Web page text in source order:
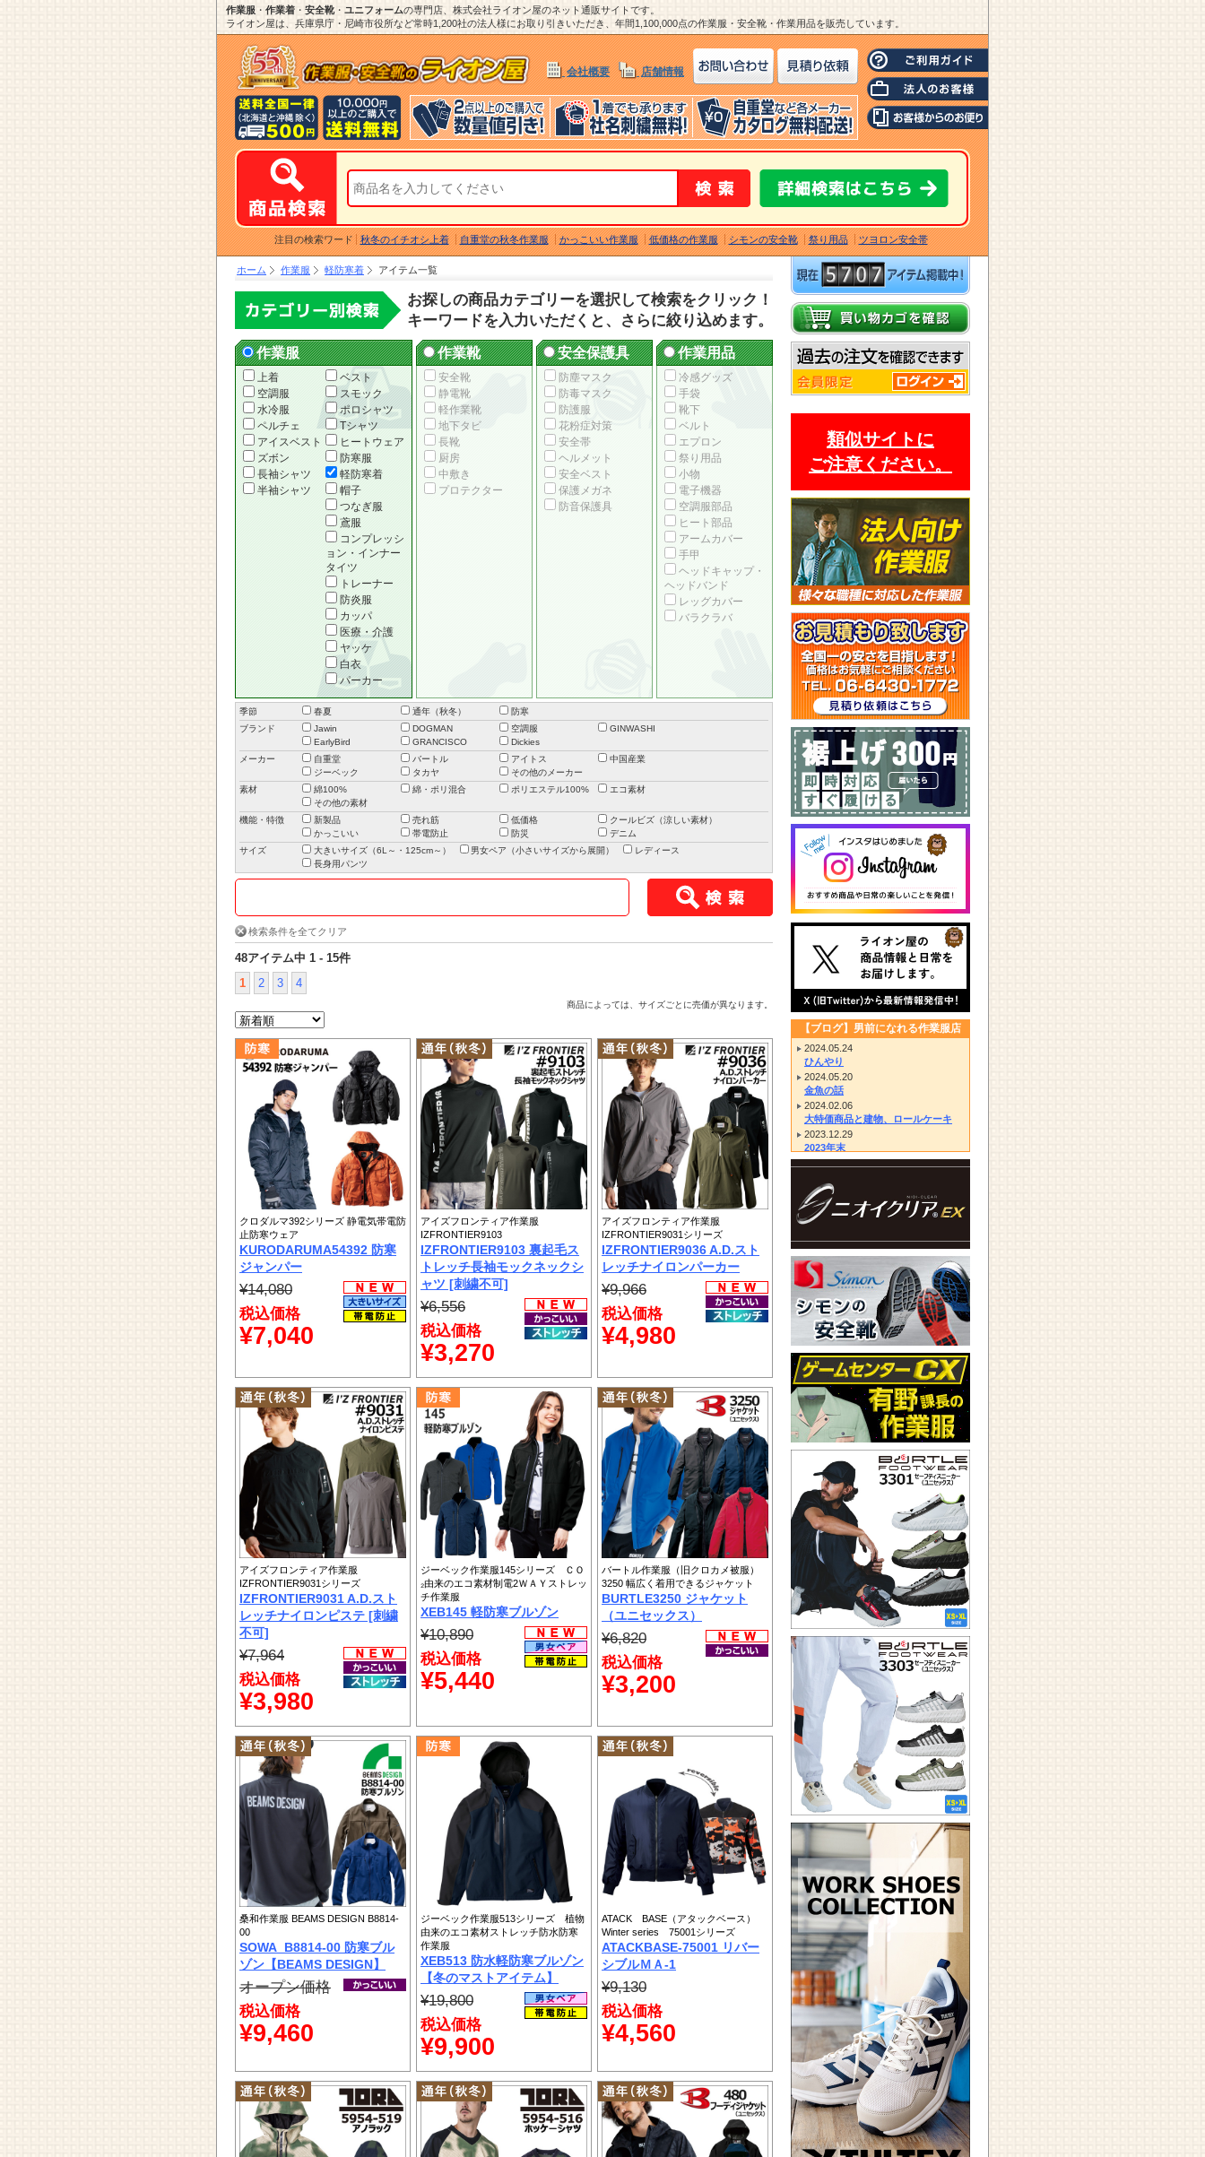
作業服 ・ 作業着 ・ 安全靴・ ユニフォームの専門店、株式会社ライオン屋のネット通販サイトです。
ライオン屋は、兵庫県庁・尼崎市役所など常時1,200社の法人様にお取り引きいただき、年間1,100,000点の作業服・安全靴・作業用品を販売しています。
会社概要 店舗情報
注目の検索ワード 秋冬のイチオシ上着 自重堂の秋冬作業服 かっこいい作業服 低価格の作業服 シモンの安全靴 祭り用品 ツヨロン安全帯
ホーム 作業服 軽防寒着 アイテム一覧
お探しの商品カテゴリーを選択して検索をクリック！
キーワードを入力いただくと、さらに絞り込めます。
作業服
上着
空調服
水冷服
ペルチェ
アイスベスト
ズボン
長袖シャツ
半袖シャツ
ベスト
スモック
ポロシャツ
Tシャツ
ヒートウェア
防寒服
軽防寒着
帽子
つなぎ服
鳶服
コンプレッシ
ョン・インナー
タイツ
トレーナー
防炎服
カッパ
医療・介護
ヤッケ
白衣
パーカー
作業靴
安全靴
静電靴
軽作業靴
地下タビ
長靴
厨房
中敷き
プロテクター
安全保護具
防塵マスク
防毒マスク
防護服
花粉症対策
安全帯
ヘルメット
安全ベスト
保護メガネ
防音保護具
作業用品
冷感グッズ
手袋
靴下
ベルト
エプロン
祭り用品
小物
電子機器
空調服部品
ヒート部品
アームカバー
手甲
ヘッドキャップ・
ヘッドバンド
レッグカバー
バラクラバ
季節 春夏 通年（秋冬）
防寒
ブランド
Jawin DOGMAN 空調服
GINWASHI
EarlyBird
GRANCISCO
Dickies
メーカー
自重堂 バートル アイトス
中国産業
ジーベック
タカヤ
その他のメーカー
素材
綿100% 綿・ポリ混合 ポリエステル100%
エコ素材
その他の素材
機能・特徴
新製品 売れ筋 低価格
クールビズ（涼しい素材）
かっこいい
帯電防止 防災
デニム
サイズ
大きいサイズ（6L～・125cm～） 男女ペア（小さいサイズから展開）
レディース
長身用パンツ
検索条件を全てクリア
48アイテム中 1 - 15件
1
2 3 4
商品によっては、サイズごとに売価が異なります。
クロダルマ392シリーズ 静電気帯電防
止防寒ウェア
KURODARUMA54392 防寒
ジャンパー
¥14,080
税込価格
¥7,040
アイズフロンティア作業服
IZFRONTIER9103
IZFRONTIER9103 裏起毛ス
トレッチ長袖モックネックシ
ャツ [刺繍不可]
¥6,556
税込価格
¥3,270
アイズフロンティア作業服
IZFRONTIER9031シリーズ
IZFRONTIER9036 A.D.スト
レッチナイロンパーカー
¥9,966
税込価格
¥4,980
アイズフロンティア作業服
IZFRONTIER9031シリーズ
IZFRONTIER9031 A.D.スト
レッチナイロンピステ [刺繍
不可]
¥7,964
税込価格
¥3,980
ジーベック作業服145シリーズ ＣＯ
₂由来のエコ素材制電2ＷＡＹストレッ
チ作業服
XEB145 軽防寒ブルゾン
¥10,890
税込価格
¥5,440
バートル作業服（旧クロカメ被服）
3250 幅広く着用できるジャケット
BURTLE3250 ジャケット
（ユニセックス）
¥6,820
税込価格
¥3,200
桑和作業服 BEAMS DESIGN B8814-
00
SOWA_B8814-00 防寒ブル
ゾン【BEAMS DESIGN】
オープン価格
税込価格
¥9,460
ジーベック作業服513シリーズ 植物
由来のエコ素材ストレッチ防水防寒
作業服
XEB513 防水軽防寒ブルゾン
【冬のマストアイテム】
¥19,800
税込価格
¥9,900
ATACK BASE（アタックベース）
Winter series 75001シリーズ
ATACKBASE-75001 リバー
シブルＭＡ-1
¥9,130
税込価格
¥4,560
類似サイトに
ご注意ください。
【ブログ】男前になれる作業服店
2024.05.24
ひんやり
2024.05.20
金魚の話
2024.02.06
大特価商品と建物、ロールケーキ
2023.12.29
2023年末
2023.12.14